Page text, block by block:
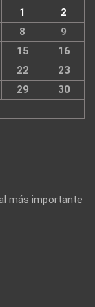
1
2
8
9
15
16
22
23
29
30
más importante